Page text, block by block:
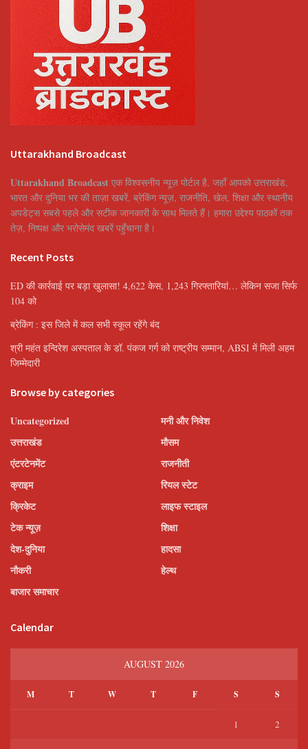
Uttarakhand Broadcast
Uttarakhand Broadcast एक विश्वसनीय न्यूज़ पोर्टल है, जहाँ आपको उत्तराखंड,
भारत और दुनिया भर की ताज़ा खबरें, ब्रेकिंग न्यूज़, राजनीति, खेल, शिक्षा और स्थानीय
अपडेट्स सबसे पहले और सटीक जानकारी के साथ मिलते हैं। हमारा उद्देश्य पाठकों तक
तेज़, निष्पक्ष और भरोसेमंद खबरें पहुँचाना है।
Recent Posts
ED की कार्रवाई पर बड़ा खुलासा! 4,622 केस, 1,243 गिरफ्तारियां… लेकिन सजा सिर्फ
104 को
ब्रेकिंग : इस जिले में कल सभी स्कूल रहेंगे बंद
श्री महंत इन्दिरेश अस्पताल के डॉ. पंकज गर्ग को राष्ट्रीय सम्मान, ABSI में मिली अहम
जिम्मेदारी
Browse by categories
Uncategorized
उत्तराखंड
एंटरटेनमेंट
क्राइम
क्रिकेट
टेक न्यूज़
देश-दुनिया
नौकरी
बाजार समाचार
मनी और निवेश
मौसम
राजनीती
रियल स्टेट
लाइफ स्टाइल
शिक्षा
हादसा
हेल्थ
Calendar
AUGUST 2026
M T W T F S S
1 2